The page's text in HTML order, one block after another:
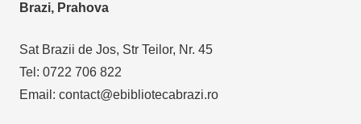
Brazi, Prahova
Sat Brazii de Jos, Str Teilor, Nr. 45
Tel: 0722 706 822
Email: contact@ebibliotecabrazi.ro